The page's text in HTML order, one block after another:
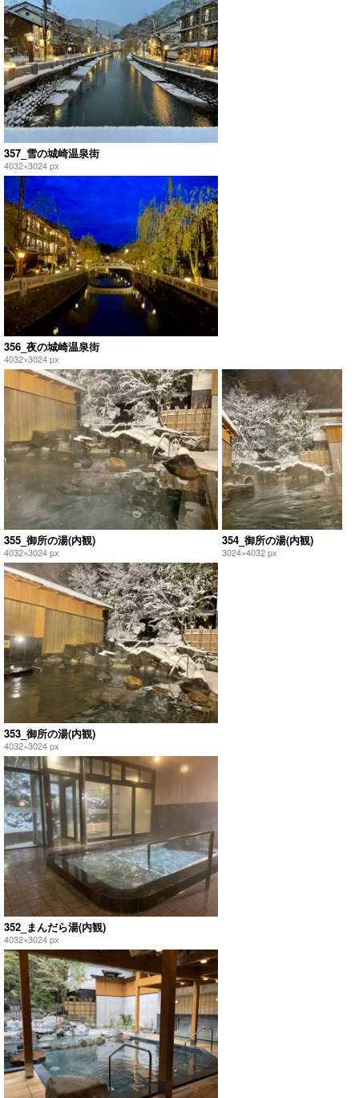
357_雪の城崎温泉街
4032×3024 px
356_夜の城崎温泉街
4032×3024 px
355_御所の湯(内観)
4032×3024 px
354_御所の湯(内観)
3024×4032 px
353_御所の湯(内観)
4032×3024 px
352_まんだら湯(内観)
4032×3024 px